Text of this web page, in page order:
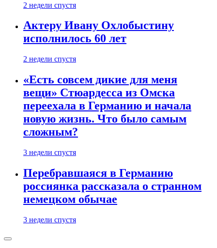
2 недели спустя
Актеру Ивану Охлобыстину
исполнилось 60 лет
2 недели спустя
«Есть совсем дикие для меня
вещи» Стюардесса из Омска
переехала в Германию и начала
новую жизнь. Что было самым
сложным?
3 недели спустя
Перебравшаяся в Германию
россиянка рассказала о странном
немецком обычае
3 недели спустя